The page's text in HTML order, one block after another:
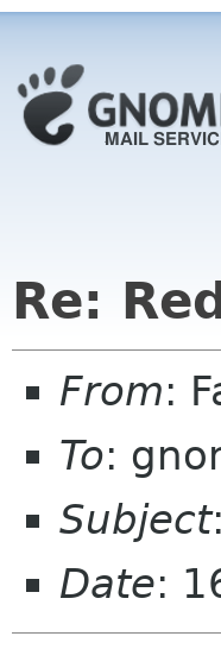
Re:
From:
To:
Subject
Date: